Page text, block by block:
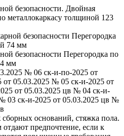
безопасности. Двойная
металлокаркасу толщиной 123
безопасности Перегородка по
мм
№ 06 ск-и-по-2025 от
№ 05 ск-и-2025 от
№ 04 ск-и-
№
оснований, стяжка пола.
предпочтение, если к